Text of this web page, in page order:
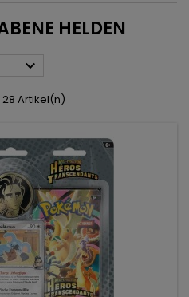
HELDEN

28 Artikel(n)